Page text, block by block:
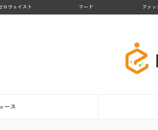
ロウェイスト フード ファッ
ース